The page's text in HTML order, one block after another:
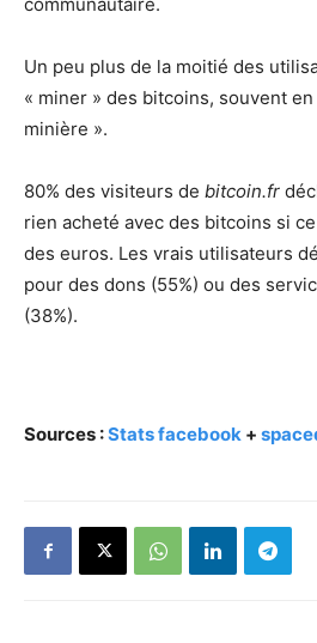
Un peu plus de la moitié des
« miner » des bitcoins, souvent
minière ».
80% des visiteurs de bitcoin.fr
rien acheté avec des bitcoins si
des euros. Les vrais utilisateurs
pour des dons (55%) ou des
(38%).
Sources :Stats facebook +